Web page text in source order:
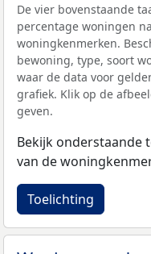
De vier bovenstaande
percentage woningen
woningkenmerken.
bewoning, type, soort
waar de data voor
grafiek. Klik op de
geven.
Bekijk onderstaande
van de
Toelichting